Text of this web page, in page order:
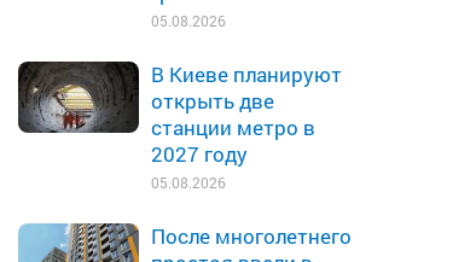
05.08.2026
В Киеве планируют
открыть две
станции метро в
2027 году
05.08.2026
После многолетнего